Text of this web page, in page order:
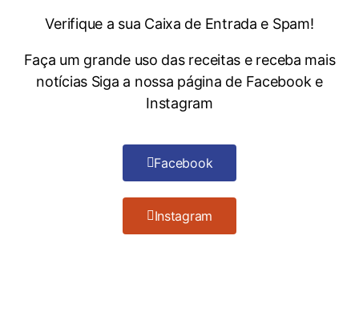
Verifique a sua Caixa de Entrada e Spam!
Faça um grande uso das receitas e receba mais
notícias Siga a nossa página de Facebook e
Instagram
Facebook
Instagram